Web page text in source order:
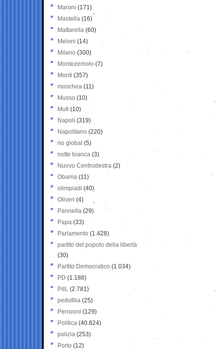
Maroni (171)
Mastella (16)
Mattarella (60)
Meloni (14)
Milano (300)
Montezemolo (7)
Monti (357)
moschea (11)
Musso (10)
Muti (10)
Napoli (319)
Napolitano (220)
no global (5)
notte bianca (3)
Nuovo Centrodestra (2)
Obama (11)
olimpiadi (40)
Oliveri (4)
Pannella (29)
Papa (33)
Parlamento (1.428)
partito del popolo della libertà
(30)
Partito Democratico (1.034)
PD (1.188)
PdL (2.781)
pedofilia (25)
Pensioni (129)
Politica (40.824)
polizia (253)
Porto (12)